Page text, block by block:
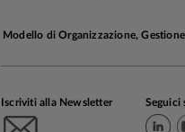
Modello di Organizzazione,
Iscriviti alla Newsletter Seguici